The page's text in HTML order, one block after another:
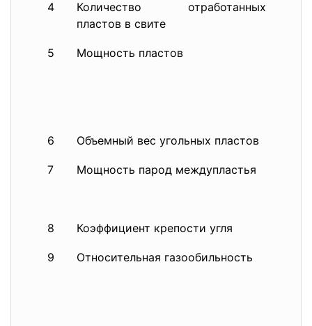
4
Количество отработанных
пластов в свите
5 Мощность пластов
6 Объемный вес угольных пластов
7 Мощность парод междупластья
8 Коэффициент крепости угля
9 Относительная газообильность